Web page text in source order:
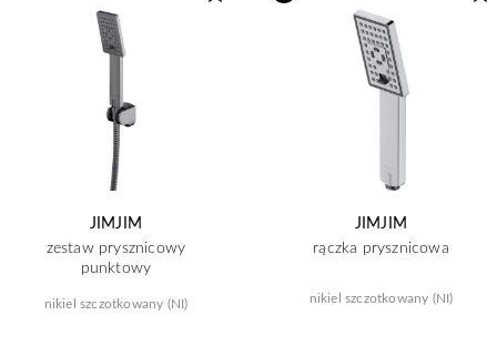
JIMJIM
zestaw prysznicowy
punktowy
nikiel szczotkowany (NI)
JIMJIM
rączka prysznicowa
nikiel szczotkowany (NI)